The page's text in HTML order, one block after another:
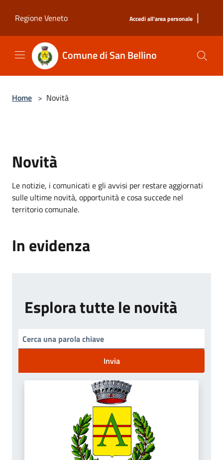
Regione Veneto
Accedi all'area personale |
Comune di San Bellino
Home > Novità
Novità
Le notizie, i comunicati e gli avvisi per restare aggiornati
sulle ultime novità, opportunità e cosa succede nel
territorio comunale.
In evidenza
Esplora tutte le novità
Invia